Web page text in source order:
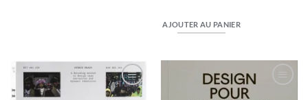
AJOUTER AU PANIER
Ajouter